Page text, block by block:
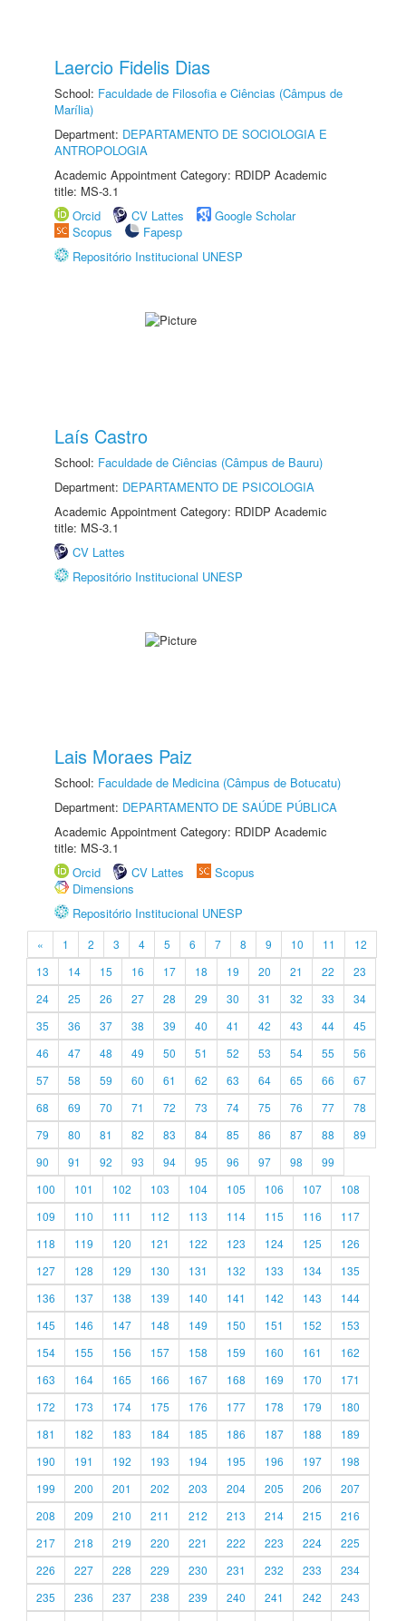
Laercio Fidelis Dias
School: Faculdade de Filosofia e Ciências (Câmpus de
Marília)
Department: DEPARTAMENTO DE SOCIOLOGIA E
ANTROPOLOGIA
Academic Appointment Category: RDIDP Academic
title: MS-3.1
Orcid
CV Lattes
Google Scholar
Scopus
Fapesp
Repositório Institucional UNESP
Laís Castro
School: Faculdade de Ciências (Câmpus de Bauru)
Department: DEPARTAMENTO DE PSICOLOGIA
Academic Appointment Category: RDIDP Academic
title: MS-3.1
CV Lattes
Repositório Institucional UNESP
Lais Moraes Paiz
School: Faculdade de Medicina (Câmpus de Botucatu)
Department: DEPARTAMENTO DE SAÚDE PÚBLICA
Academic Appointment Category: RDIDP Academic
title: MS-3.1
Orcid
CV Lattes
Scopus
Dimensions
Repositório Institucional UNESP
« 1 2 3 4 5 6 7 8 9 10 11
12
13
14 15 16 17 18 19 20 21 22
23
24
25 26 27 28 29 30 31 32 33
34
35
36 37 38 39 40 41 42 43 44
45
46
47 48 49 50 51 52 53 54 55
56
57
58 59 60 61 62 63 64 65 66
67
68
69 70 71 72 73 74 75 76 77
78
79
80 81 82 83 84 85 86 87 88
89
90
91 92 93 94 95 96 97 98
99
100
101 102 103 104 105 106 107
108
109
110 111 112 113 114 115 116
117
118
119 120 121 122 123 124 125
126
127
128 129 130 131 132 133 134
135
136
137 138 139 140 141 142 143
144
145
146 147 148 149 150 151 152
153
154
155 156 157 158 159 160 161
162
163
164 165 166 167 168 169 170
171
172
173 174 175 176 177 178 179
180
181
182 183 184 185 186 187 188
189
190
191 192 193 194 195 196 197
198
199
200 201 202 203 204 205 206
207
208
209 210 211 212 213 214 215
216
217
218 219 220 221 222 223 224
225
226
227 228 229 230 231 232 233
234
235
236 237 238 239 240 241 242
243